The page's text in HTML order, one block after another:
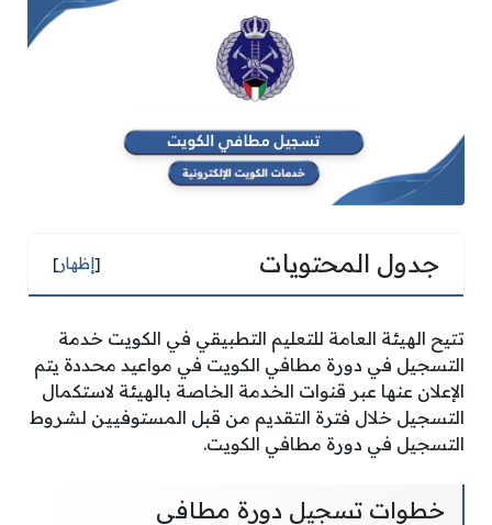
جدول المحتويات [إظهار]
تتيح الهيئة العامة للتعليم التطبيقي في الكويت خدمة
التسجيل في دورة مطافي الكويت في مواعيد محددة يتم
الإعلان عنها عبر قنوات الخدمة الخاصة بالهيئة لاستكمال
التسجيل خلال فترة التقديم من قبل المستوفيين لشروط
التسجيل في دورة مطافي الكويت.
خطوات تسجيل دورة مطافي